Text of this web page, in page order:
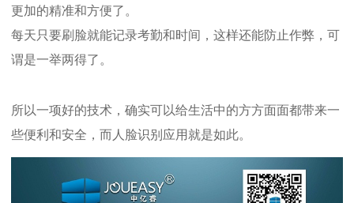
更加的精准和方便了。
每天只要刷脸就能记录考勤和时间，这样还能防止作弊，可
谓是一举两得了。
所以一项好的技术，确实可以给生活中的方方面面都带来一
些便利和安全，而人脸识别应用就是如此。